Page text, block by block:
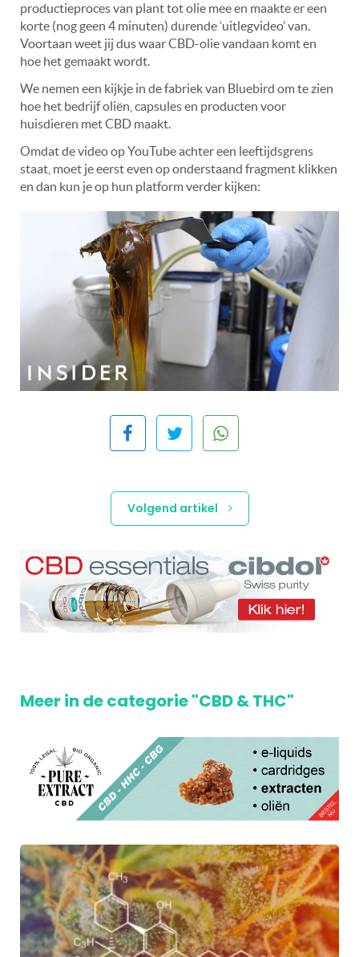
productieproces van plant tot olie mee en maakte er een
korte (nog geen 4 minuten) durende ‘uitlegvideo’ van.
Voortaan weet jij dus waar CBD-olie vandaan komt en
hoe het gemaakt wordt.
We nemen een kijkje in de fabriek van Bluebird om te zien
hoe het bedrijf oliën, capsules en producten voor
huisdieren met CBD maakt.
Omdat de video op YouTube achter een leeftijdsgrens
staat, moet je eerst even op onderstaand fragment klikken
en dan kun je op hun platform verder kijken:
Volgend artikel
Meer in de categorie "CBD & THC"